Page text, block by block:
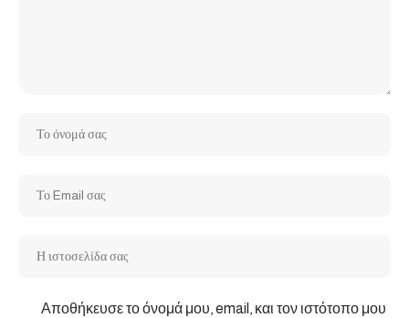
Αποθήκευσε το όνομά μου, email, και τον ιστότοπο μου